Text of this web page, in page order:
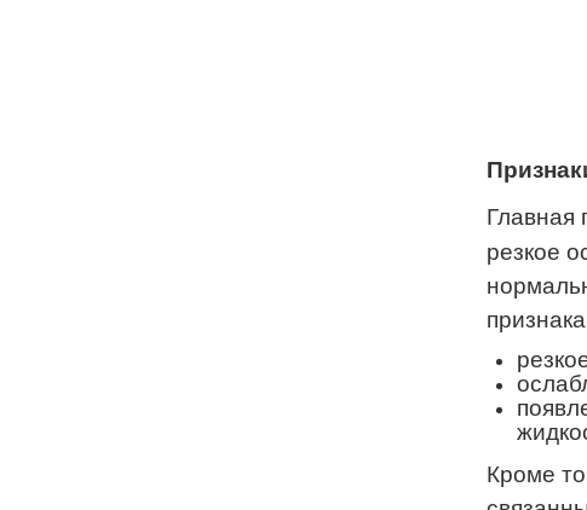
Главная
резкое
Кроме